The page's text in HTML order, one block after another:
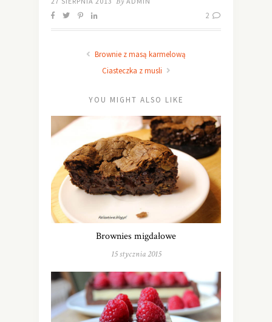
2
Brownie z masą karmelową
Ciasteczka z musli
YOU MIGHT ALSO LIKE
Brownies migdałowe
15 stycznia 2015